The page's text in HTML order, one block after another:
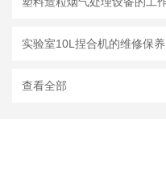
实验室10L捏合机的维修保养
查看全部